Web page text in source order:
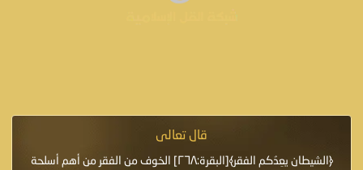
قال تعالى
﴿الشيطان يعِدُكم الفقر﴾[البقرة:٢٦٨] الخوف من الفقر من أهم أسلحة